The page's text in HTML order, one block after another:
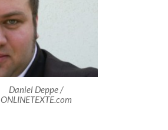
Daniel Deppe /
ONLINETEXTE.com